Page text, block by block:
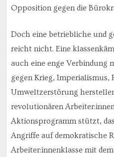
Opposition gegen die
Doch eine betriebliche und
reicht nicht. Eine
auch eine enge Verbindung
gegen Krieg, Imperialismus,
Umweltzerstörung
revolutionären
Aktionsprogramm stützt,
Angriffe auf demokratische
Arbeiter:innenklasse mit